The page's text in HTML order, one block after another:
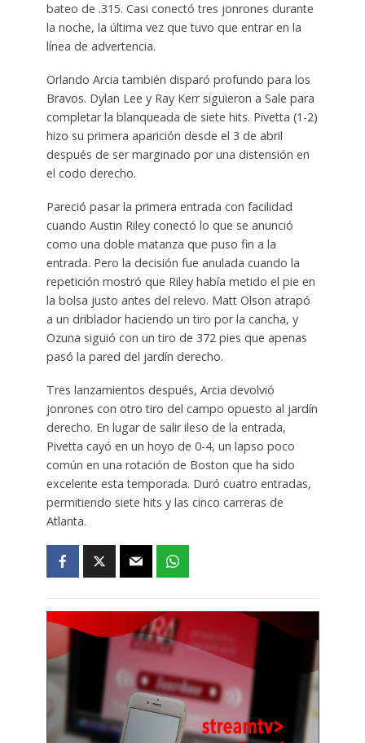
bateo de .315. Casi conectó tres jonrones durante
la noche, la última vez que tuvo que entrar en la
línea de advertencia.
Orlando Arcia también disparó profundo para los
Bravos. Dylan Lee y Ray Kerr siguieron a Sale para
completar la blanqueada de siete hits. Pivetta (1-2)
hizo su primera aparición desde el 3 de abril
después de ser marginado por una distensión en
el codo derecho.
Pareció pasar la primera entrada con facilidad
cuando Austin Riley conectó lo que se anunció
como una doble matanza que puso fin a la
entrada. Pero la decisión fue anulada cuando la
repetición mostró que Riley había metido el pie en
la bolsa justo antes del relevo. Matt Olson atrapó
a un driblador haciendo un tiro por la cancha, y
Ozuna siguió con un tiro de 372 pies que apenas
pasó la pared del jardín derecho.
Tres lanzamientos después, Arcia devolvió
jonrones con otro tiro del campo opuesto al jardín
derecho. En lugar de salir ileso de la entrada,
Pivetta cayó en un hoyo de 0-4, un lapso poco
común en una rotación de Boston que ha sido
excelente esta temporada. Duró cuatro entradas,
permitiendo siete hits y las cinco carreras de
Atlanta.